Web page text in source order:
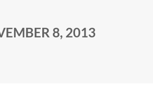
8, 2013